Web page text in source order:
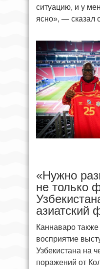
ситуацию, и у
ясно», — сказал
«Нужно
не только
азиатский
Каннаваро
восприятие
Узбекистана на
поражений от